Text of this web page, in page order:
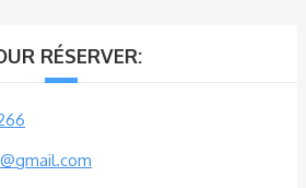
RÉSERVER: